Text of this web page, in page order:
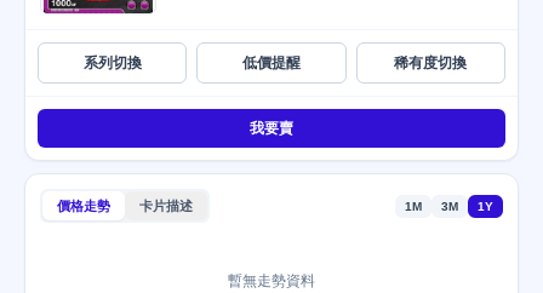
系列切換 低價提醒 稀有度切換
我要賣
價格走勢 卡片描述 1M 3M 1Y
暫無走勢資料